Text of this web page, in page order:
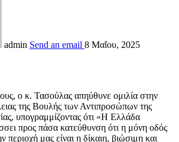
admin Send an email 8 Μαΐου, 2025
ο κ. Τασούλας απηύθυνε ομιλία στην
της Βουλής των Αντιπροσώπων της
υπογραμμίζοντας ότι «Η Ελλάδα
προς πάσα κατεύθυνση ότι η μόνη οδός
περιοχή μας είναι η δίκαιη, βιώσιμη και